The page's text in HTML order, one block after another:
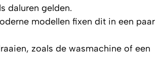
daluren gelden.
modellen fixen dit in een paar
zoals de wasmachine of een